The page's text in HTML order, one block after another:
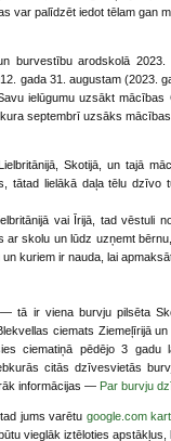
var palīdzēt iedot tēlam gan
burvestību arodskolā
gada 31. augustam (2023.
ielūgumu uzsākt mācības
septembrī uzsāks mācības
Skotijā, un tajā
tātad lielākā daļa tēlu dzīvo
vai Īrijā, tad vēstuli
skolu un lūdz uzņemt
kuriem ir nauda, lai
— tā ir viena burvju pilsēta
ciemats Ziemeļīrijā
ciematiņā pēdējo 3 gadu
citās dzīvesvietās
informācijas — Par burvju
jums varētu google.com
vieglāk iztēloties apstākļus,